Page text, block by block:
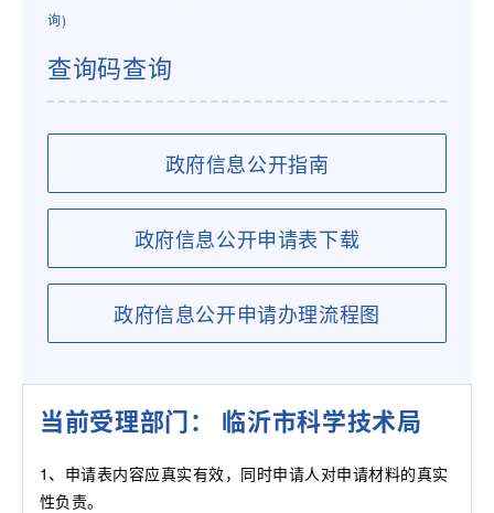
询)
查询码查询
政府信息公开指南
政府信息公开申请表下载
政府信息公开申请办理流程图
当前受理部门： 临沂市科学技术局
1、申请表内容应真实有效，同时申请人对申请材料的真实
性负责。